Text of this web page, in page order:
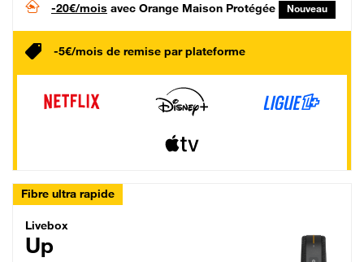
-20€/mois avec Orange Maison Protégée Nouveau
-5€/mois de remise par plateforme
Fibre ultra rapide
Livebox Up Fibre
Livebox
Up